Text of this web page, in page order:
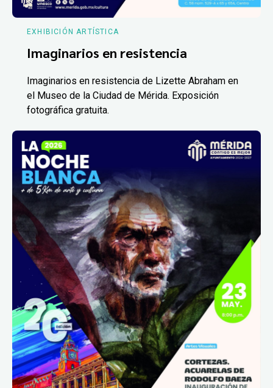
EXHIBICIÓN ARTÍSTICA
Imaginarios en resistencia
Imaginarios en resistencia de Lizette Abraham en
el Museo de la Ciudad de Mérida. Exposición
fotográfica gratuita.